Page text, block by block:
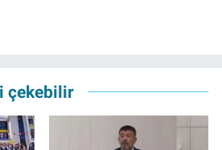
çekebilir